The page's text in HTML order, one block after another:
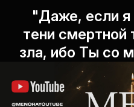
"Даже, если я
тени
зла, ибо Ты со